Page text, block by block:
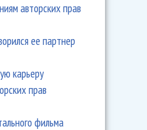
авторских прав
ее партнер
карьеру
прав
фильма